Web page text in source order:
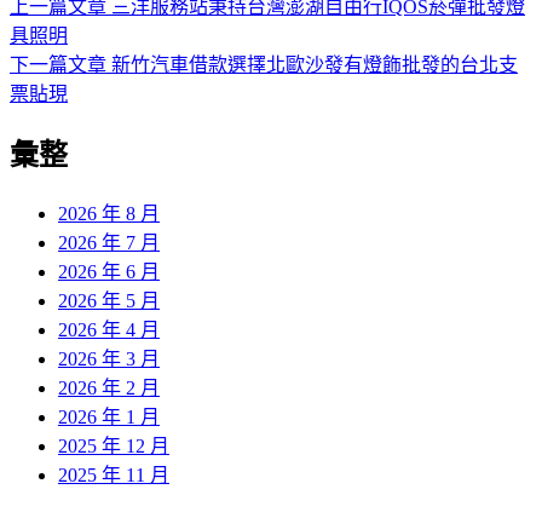
文
章
導
覽
上一篇文章 上
篇
三洋服務站秉持台灣澎湖自由行IQOS菸彈批發燈
具照明
下一篇文章 下
新竹汽車借款選擇北歐沙發有燈飾批發的台北支
票貼現
彙整
2026 年 8 月
2026 年 7 月
2026 年 6 月
2026 年 5 月
2026 年 4 月
2026 年 3 月
2026 年 2 月
2026 年 1 月
2025 年 12 月
2025 年 11 月